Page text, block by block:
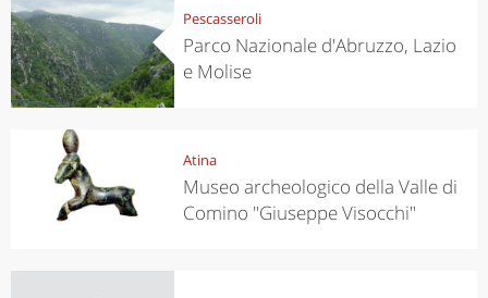
Pescasseroli
Parco Nazionale d'Abruzzo, Lazio
e Molise
Atina
Museo archeologico della Valle di
Comino "Giuseppe Visocchi"